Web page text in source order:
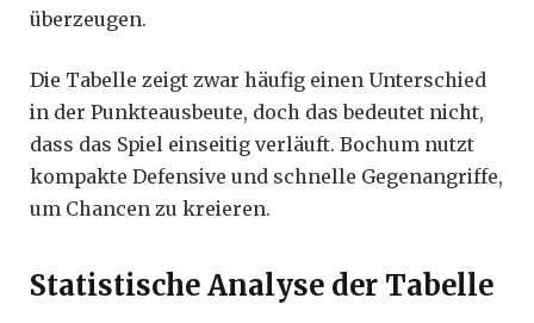
überzeugen.
Die Tabelle zeigt zwar häufig einen Unterschied
in der Punkteausbeute, doch das bedeutet nicht,
dass das Spiel einseitig verläuft. Bochum nutzt
kompakte Defensive und schnelle Gegenangriffe,
um Chancen zu kreieren.
Statistische Analyse der Tabelle